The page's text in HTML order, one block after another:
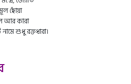
ছোঁয়া
আর কারা
শুধু রক্তধারা।